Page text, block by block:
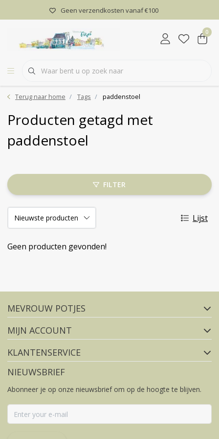
Geen verzendkosten vanaf €100
0
Terug naar home Tags paddenstoel
Producten getagd met
paddenstoel
FILTER
Lijst
Geen producten gevonden!
FACEBOOK
MEVROUW POTJES
MIJN ACCOUNT
KLANTENSERVICE
NIEUWSBRIEF
Abonneer je op onze nieuwsbrief om op de hoogte te blijven.